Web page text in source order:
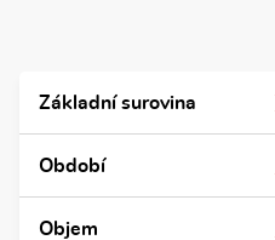
Základní surovina
Období
Objem